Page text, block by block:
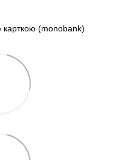
карткою (monobank)